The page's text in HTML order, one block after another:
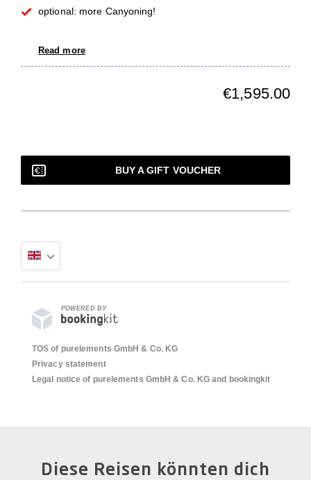
optional: more Canyoning!
Read more
€1,595.00
BUY A GIFT VOUCHER
POWERED BY
TOS of purelements GmbH & Co. KG
Privacy statement
Legal notice of purelements GmbH & Co. KG and bookingkit
Diese Reisen könnten dich